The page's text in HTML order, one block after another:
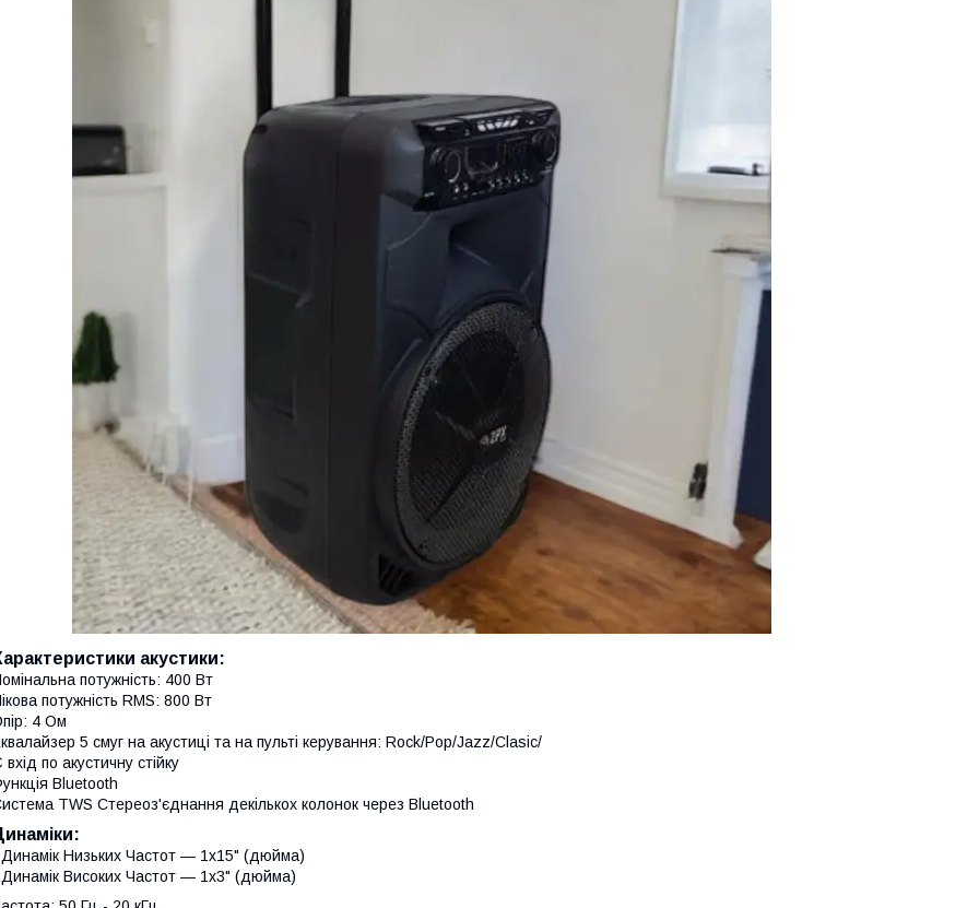
акустики:
потужність: 400 Вт
потужність RMS: 800 Вт
4 Ом
5 смуг на акустиці та на пульті керування: Rock/Pop/Jazz/Clasic/
вхід по акустичну стійку
Bluetooth
TWS Стереоз'єднання декількох колонок через Bluetooth
Низьких Частот — 1х15" (дюйма)
Високих Частот — 1х3" (дюйма)